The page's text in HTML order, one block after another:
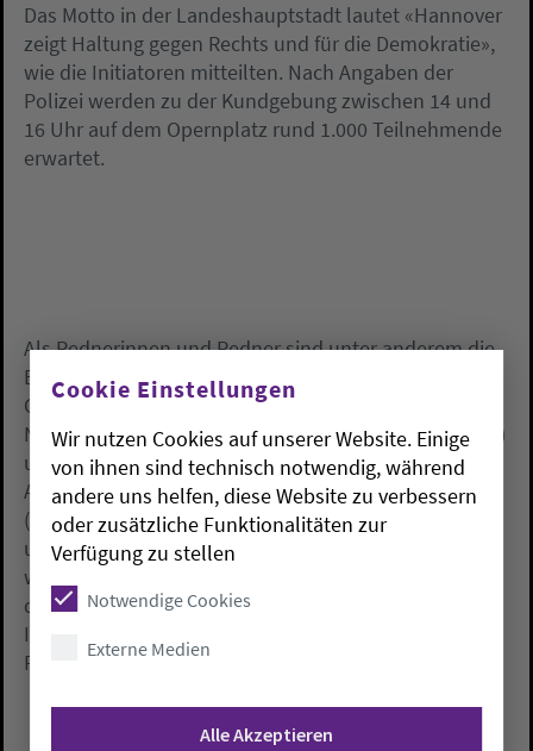
Das Motto in der Landeshauptstadt lautet «Hannover
zeigt Haltung gegen Rechts und für die Demokratie»,
wie die Initiatoren mitteilten. Nach Angaben der
Polizei werden zu der Kundgebung zwischen 14 und
16 Uhr auf dem Opernplatz rund 1.000 Teilnehmende
erwartet.
Als Rednerinnen und Redner sind unter anderem die
Bundesvorsitzende des Deutschen
Gewerkschaftsbundes, Yasmin Fahimi,
Niedersachsens Ministerpräsident Stephan Weil (SPD)
und Altbundespräsident Christian Wulff vorgesehen.
Auch Hannovers Oberbürgermeister Belit Onay
(Grüne), der evangelische Landesbischof Ralf Meister
und die hannoversche Regionalbischöfin Petra Bahr
wollen sich bei der Kundgebung äußern. «Es ist Zeit,
die Demokratie zu verteidigen», erklärten die
Initiatoren. «Wir stellen uns entschieden gegen einen
Rechtsruck.»
Cookie Einstellungen
Wir nutzen Cookies auf unserer Website. Einige
von ihnen sind technisch notwendig, während
andere uns helfen, diese Website zu verbessern
oder zusätzliche Funktionalitäten zur
Verfügung zu stellen
Notwendige Cookies
Externe Medien
Alle Akzeptieren